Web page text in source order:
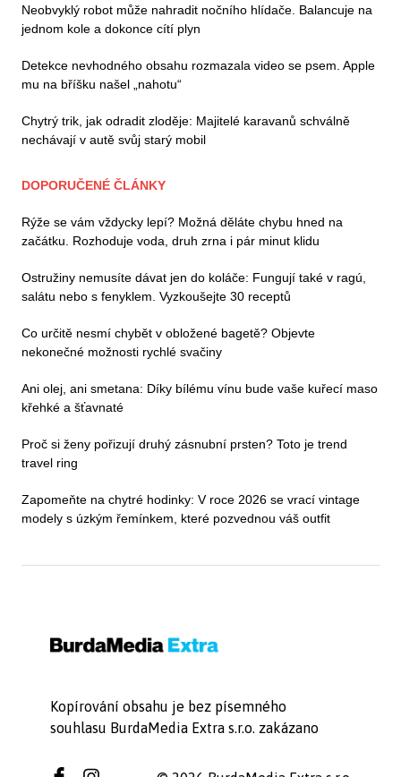
Neobvyklý robot může nahradit nočního hlídače. Balancuje na
jednom kole a dokonce cítí plyn
Detekce nevhodného obsahu rozmazala video se psem. Apple
mu na bříšku našel „nahotu“
Chytrý trik, jak odradit zloděje: Majitelé karavanů schválně
nechávají v autě svůj starý mobil
DOPORUČENÉ ČLÁNKY
Rýže se vám vždycky lepí? Možná děláte chybu hned na
začátku. Rozhoduje voda, druh zrna i pár minut klidu
Ostružiny nemusíte dávat jen do koláče: Fungují také v ragú,
salátu nebo s fenyklem. Vyzkoušejte 30 receptů
Co určitě nesmí chybět v obložené bagetě? Objevte
nekonečné možnosti rychlé svačiny
Ani olej, ani smetana: Díky bílému vínu bude vaše kuřecí maso
křehké a šťavnaté
Proč si ženy pořizují druhý zásnubní prsten? Toto je trend
travel ring
Zapomeňte na chytré hodinky: V roce 2026 se vrací vintage
modely s úzkým řemínkem, které pozvednou váš outfit
Kopírování obsahu je bez písemného
souhlasu BurdaMedia Extra s.r.o. zakázano